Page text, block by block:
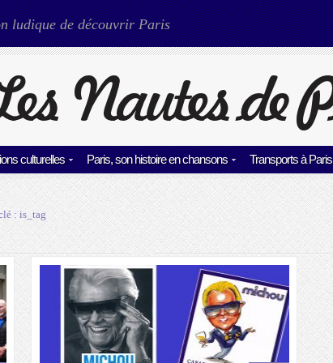
ludique de découvrir Paris
culturelles Paris, son histoire en chansons Transports à Paris
:is_tag